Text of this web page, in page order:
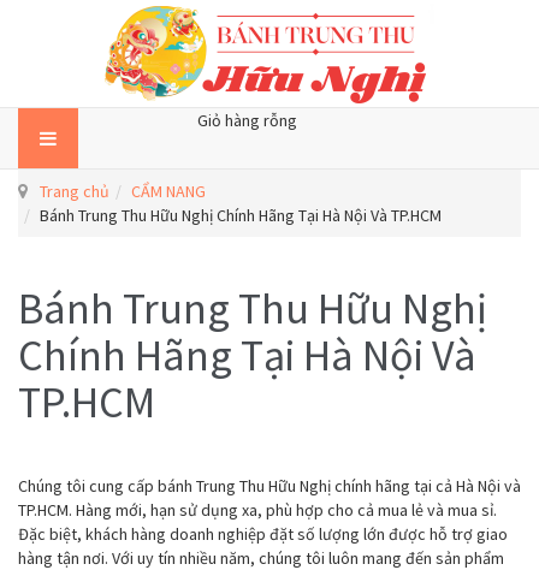
Giỏ hàng rỗng
Trang chủ
CẨM NANG
Bánh Trung Thu Hữu Nghị Chính Hãng Tại Hà Nội Và TP.HCM
Bánh Trung Thu Hữu Nghị
Chính Hãng Tại Hà Nội Và
TP.HCM
Chúng tôi cung cấp bánh Trung Thu Hữu Nghị chính hãng tại cả Hà Nội và
TP.HCM. Hàng mới, hạn sử dụng xa, phù hợp cho cả mua lẻ và mua sỉ.
Đặc biệt, khách hàng doanh nghiệp đặt số lượng lớn được hỗ trợ giao
hàng tận nơi. Với uy tín nhiều năm, chúng tôi luôn mang đến sản phẩm